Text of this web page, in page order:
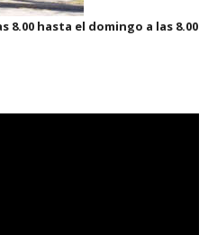
8.00 hasta el domingo a las 8.00